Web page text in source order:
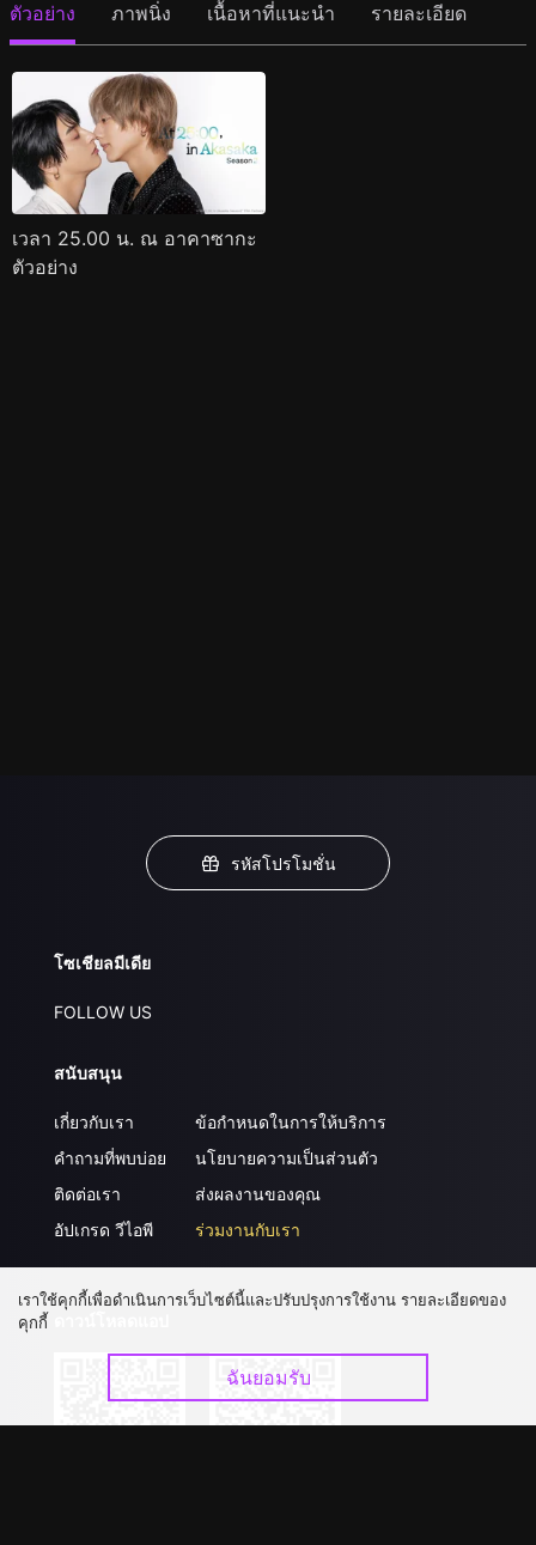
ตัวอย่าง ภาพนิ่ง เนื้อหาที่แนะนำ รายละเอียด
เวลา 25.00 น. ณ อาคาซากะ
ตัวอย่าง
รหัสโปรโมชั่น
โซเชียลมีเดีย
FOLLOW US
สนับสนุน
เกี่ยวกับเรา
คำถามที่พบบ่อย
ติดต่อเรา
อัปเกรด วีไอพี
ข้อกำหนดในการให้บริการ
นโยบายความเป็นส่วนตัว
ส่งผลงานของคุณ
ร่วมงานกับเรา
เราใช้คุกกี้เพื่อดำเนินการเว็บไซต์นี้และปรับปรุงการใช้งาน รายละเอียดของ
คุกกี้
ฉันยอมรับ